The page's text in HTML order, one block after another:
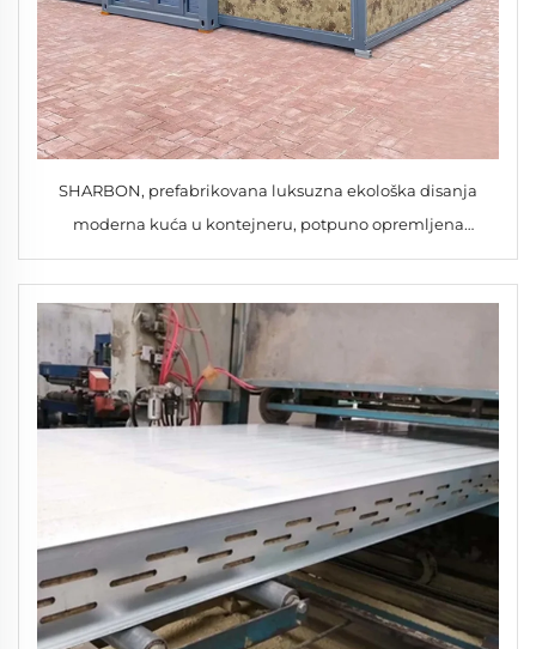
SHARBON, prefabrikovana luksuzna ekološka disanja
moderna kuća u kontejneru, potpuno opremljena
kupaonica, kuhinja, WC